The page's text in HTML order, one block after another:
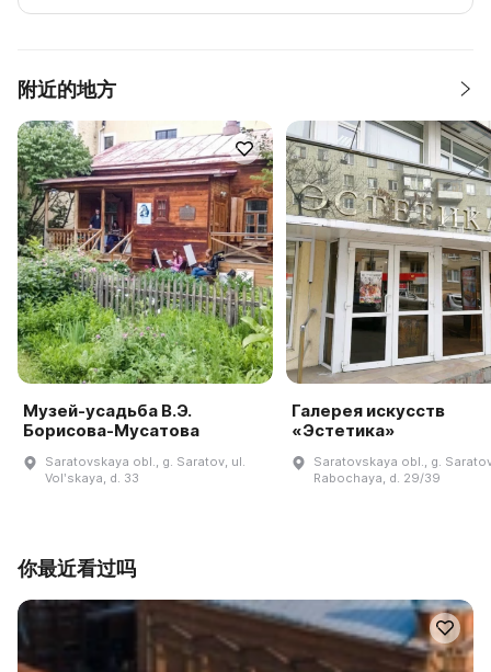
附近的地方
Музей-усадьба В.Э.
Борисова-Мусатова
Saratovskaya obl., g. Saratov, ul.
Volʹskaya, d. 33
Галерея искусств
«Эстетика»
Saratovskaya obl., g.
Rabochaya, d. 29/39
你最近看过吗